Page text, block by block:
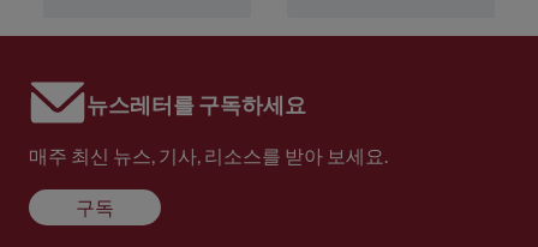
뉴스레터를 구독하세요
매주 최신 뉴스, 기사, 리소스를 받아 보세요.
구독